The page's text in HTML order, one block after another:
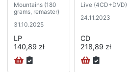
Mountains (180
grams, remaster)
31.10.2025
LP
140,89 zł
Live (4CD+DVD)
24.11.2023
CD
218,89 zł